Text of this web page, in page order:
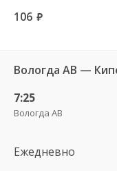
106 руб.
Вологда АВ —
7:25
Вологда АВ
Ежедневно